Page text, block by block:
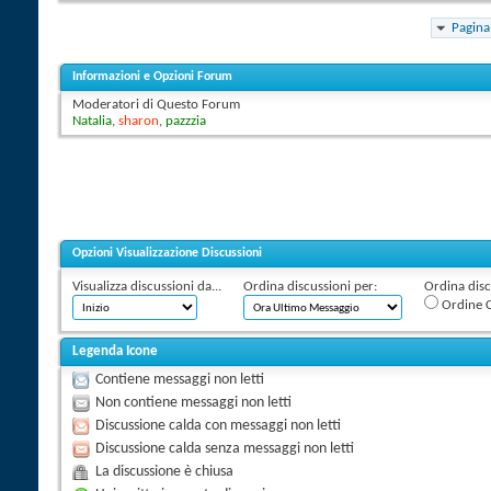
Informazioni e Opzioni Forum
Moderatori di Questo Forum
Natalia, sharon, pazzzia
Opzioni Visualizzazione Discussioni
Visualizza discussioni da... Ordina discussioni per:
Ordina
Ordine
Legenda Icone
Contiene messaggi non letti
Non contiene messaggi non letti
Discussione calda con messaggi non letti
Discussione calda senza messaggi non letti
La discussione è chiusa